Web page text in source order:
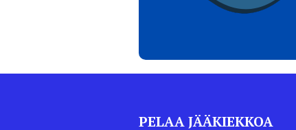
PELAA JÄÄKIEKKOA